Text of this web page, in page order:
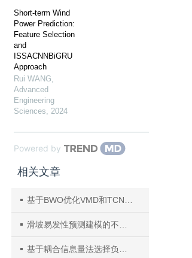
Short-term Wind
Power Prediction:
Feature Selection
and
ISSACNNBiGRU
Approach
Rui WANG,
Advanced
Engineering
Sciences, 2024
Powered by
相关文章
基于BWO优化VMD和TCN‒BiGRU的短期风电功率预测
滑坡易发性预测建模的不确定性：不同“非滑坡样本”选择方式的影响
基于耦合信息量法选择负样本的区域滑坡易发性预测